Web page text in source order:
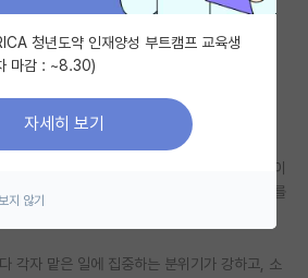
랩)
기 게시판
판
시판
타대 석사로 진학한 대학원생입니다.
에 대해 나름 기대가 있었습니다. 서로 연구 이
으면 어느 정도 도와주고, 같이 버티는 분위기를
각자 맡은 일에 집중하는 분위기가 강하고, 소
청년도약 인재양성 부트캠프 교육생
마감 : ~8.30)
자세히 보기
지 않기